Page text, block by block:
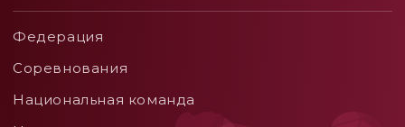
Федерация
Соревнования
Национальная команда